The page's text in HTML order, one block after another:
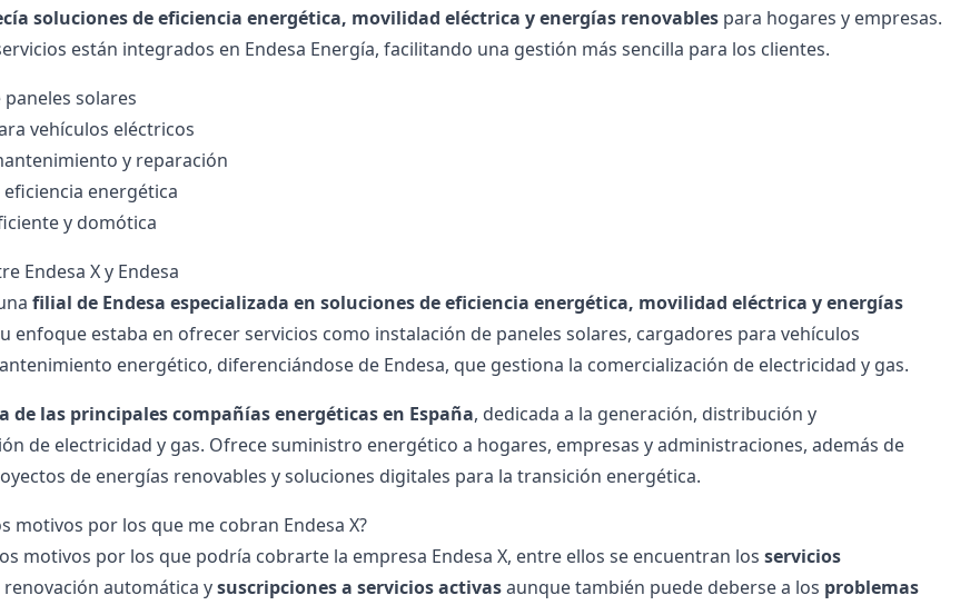
soluciones de eficiencia energética, movilidad eléctrica y energías renovablespara hogares y empresas.
están integrados en Endesa Energía, facilitando una gestión más sencilla para los clientes.
solares
vehículos eléctricos
y reparación
energética
y domótica
Endesa X y Endesa
filial de Endesa especializada en soluciones de eficiencia energética, movilidad eléctrica y energías
enfoque estaba en ofrecer servicios como instalación de paneles solares, cargadores para vehículos
energético, diferenciándose de Endesa, que gestiona la comercialización de electricidad y gas.
de las principales compañías energéticas en España, dedicada a la generación, distribución y
de electricidad y gas. Ofrece suministro energético a hogares, empresas y administraciones, además de
de energías renovables y soluciones digitales para la transición energética.
motivos por los que me cobran Endesa X?
motivos por los que podría cobrarte la empresa Endesa X, entre ellos se encuentran los servicios
automática ysuscripciones a servicios activasaunque también puede deberse a los problemas